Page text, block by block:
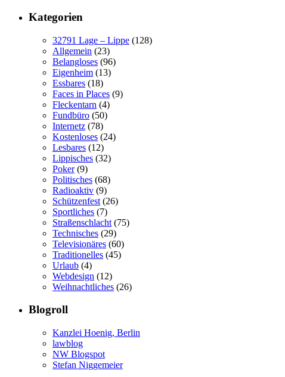
Kategorien
32791 Lage – Lippe (128)
Allgemein (23)
Belangloses (96)
Eigenheim (13)
Essbares (18)
Faces in Places (9)
Fleckentarn (4)
Fundbüro (50)
Internetz (78)
Kostenloses (24)
Lesbares (12)
Lippisches (32)
Poker(9)
Politisches (68)
Radioaktiv (9)
Schützenfest (26)
Sportliches (7)
Straßenschlacht (75)
Technisches (29)
Televisionäres (60)
Traditionelles (45)
Urlaub (4)
Webdesign (12)
Weihnachtliches (26)
Blogroll
Kanzlei Hoenig, Berlin
lawblog
NW Blogspot
Stefan Niggemeier